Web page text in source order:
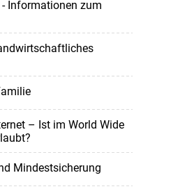
Informationen zum
– Ist im World Wide
Mindestsicherung